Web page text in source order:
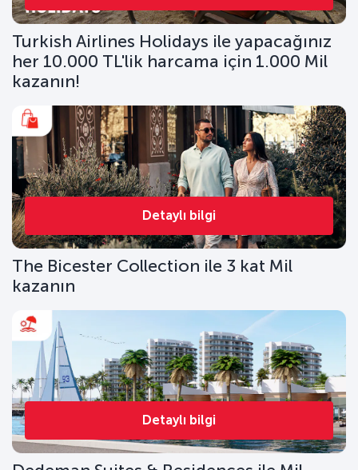
Turkish Airlines Holidays ile yapacağınız
her 10.000 TL'lik harcama için 1.000 Mil
kazanın!
Detaylı bilgi
The Bicester Collection ile 3 kat Mil
kazanın
Detaylı bilgi